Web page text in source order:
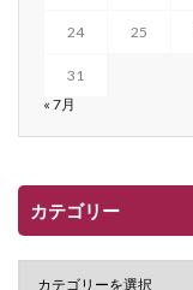
24 25
31
« 7月
カテゴリー